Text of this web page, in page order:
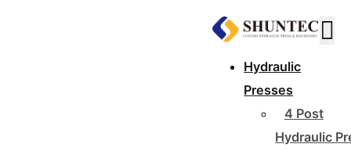
Hydraulic
Presses
4 Post
Hydraulic